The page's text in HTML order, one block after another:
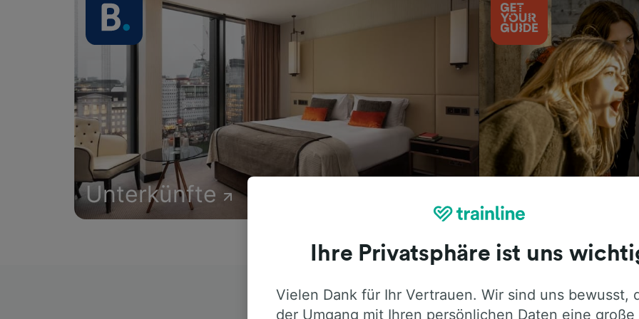
Unterkünfte
Die ehrliche Meinung von Trainline-
Ihre Privatsphäre ist uns
Vielen Dank für Ihr Vertrauen. Wir sind uns bewusst,
der Umgang mit Ihren persönlichen Daten eine große